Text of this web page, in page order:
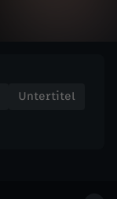
Untertitel